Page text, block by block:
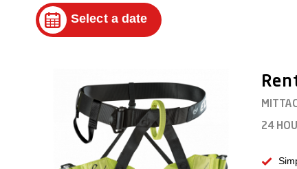
Select a date
24